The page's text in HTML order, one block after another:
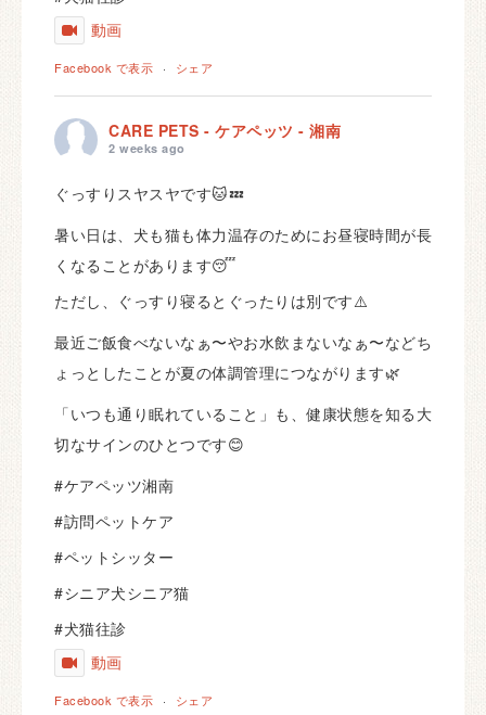
動画
Facebook で表示 · シェア
CARE PETS - ケアペッツ - 湘南
2 weeks ago
ぐっすりスヤスヤです🐱💤
暑い日は、犬も猫も体力温存のためにお昼寝時間が長
くなることがあります😴
ただし、ぐっすり寝るとぐったりは別です⚠️
最近ご飯食べないなぁ〜やお水飲まないなぁ〜などち
ょっとしたことが夏の体調管理につながります🌿
「いつも通り眠れていること」も、健康状態を知る大
切なサインのひとつです😊
#ケアペッツ湘南
#訪問ペットケア
#ペットシッター
#シニア犬シニア猫
#犬猫往診
動画
Facebook で表示 · シェア